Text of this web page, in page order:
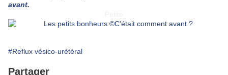
avant.
#Reflux vésico-urétéral
Partager